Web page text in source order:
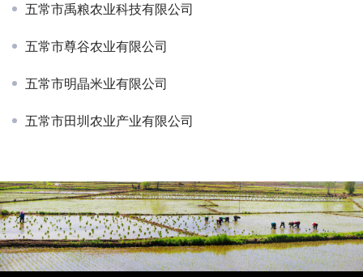
五常市禹粮农业科技有限公司
五常市尊谷农业有限公司
五常市明晶米业有限公司
五常市田圳农业产业有限公司